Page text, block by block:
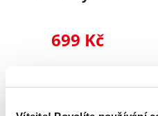
699 Kč